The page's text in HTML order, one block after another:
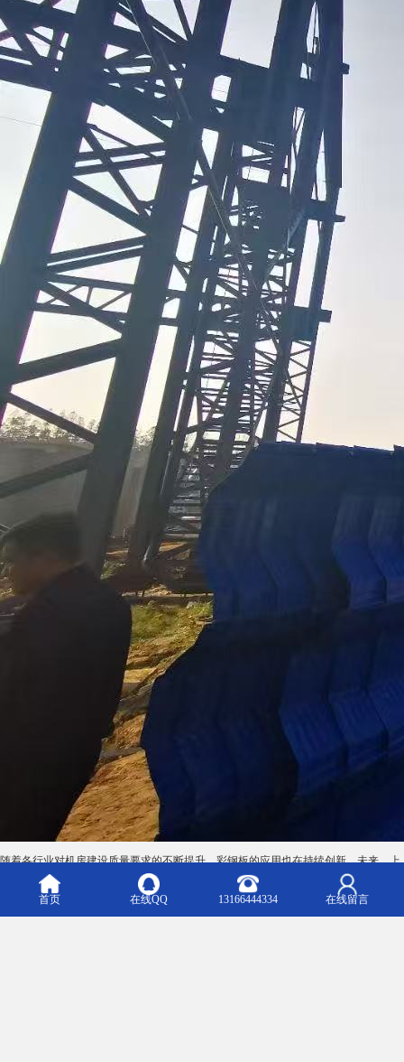
随着各行业对机房建设质量要求的不断提升，彩钢板的应用也在持续创新。未来，上
海轩本实业有限公司将继续完善产业布局，优化服务流程，以更可靠的品质与更贴心
的服务，回报每一位客户的支持。
不论是一个小型的数据中心，还是大规模的企业机房，我们都愿意以认真负责的态
度，提供最合适的彩钢板产品与配套服务。如果您正在寻找一家值得信赖的首钢机房
彩钢板供应商，我们期待与您携手合作，共同打造安全、美观、耐用的机房空间。
让我们在诚信与专业的基础上，共同创造更多价值，为行业的健康发展贡献一份力
Top
主营产品：彩钢卷 彩钢板 彩钢瓦 镀铝锌 PET覆膜板 防腐覆膜板
版权所有：上海轩本实业有限公司
首页 在线QQ 13166444334 在线留言